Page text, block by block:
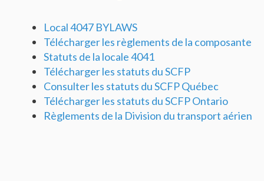
Local 4047 BYLAWS
Télécharger les règlements de la composante
Statuts de la locale 4041
Télécharger les statuts du SCFP
Consulter les statuts du SCFP Québec
Télécharger les statuts du SCFP Ontario
Règlements de la Division du transport aérien